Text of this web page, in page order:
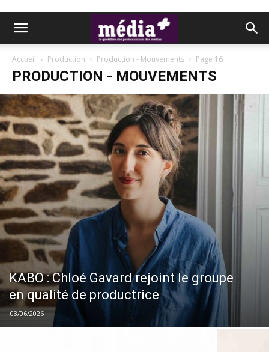
Accueil Production Production - Mouvements Page 16
PRODUCTION - MOUVEMENTS
KABO : Chloé Gavard rejoint le groupe
en qualité de productrice
03/06/2026